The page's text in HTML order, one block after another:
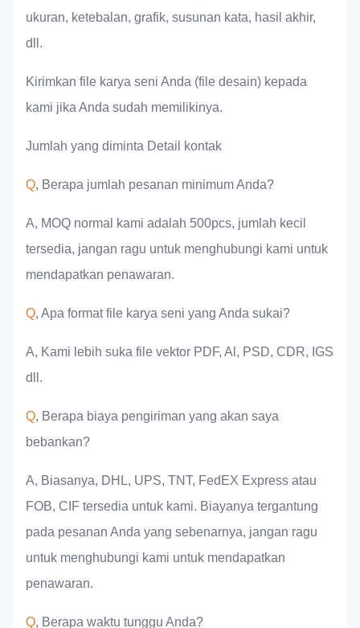
ukuran, ketebalan, grafik, susunan kata, hasil akhir,
dll.
Kirimkan file karya seni Anda (file desain) kepada
kami jika Anda sudah memilikinya.
Jumlah yang diminta Detail kontak
Q, Berapa jumlah pesanan minimum Anda?
A, MOQ normal kami adalah 500pcs, jumlah kecil
tersedia, jangan ragu untuk menghubungi kami untuk
mendapatkan penawaran.
Q, Apa format file karya seni yang Anda sukai?
A, Kami lebih suka file vektor PDF, Al, PSD, CDR, IGS
dll.
Q, Berapa biaya pengiriman yang akan saya
bebankan?
A, Biasanya, DHL, UPS, TNT, FedEX Express atau
FOB, CIF tersedia untuk kami. Biayanya tergantung
pada pesanan Anda yang sebenarnya, jangan ragu
untuk menghubungi kami untuk mendapatkan
penawaran.
Q, Berapa waktu tunggu Anda?